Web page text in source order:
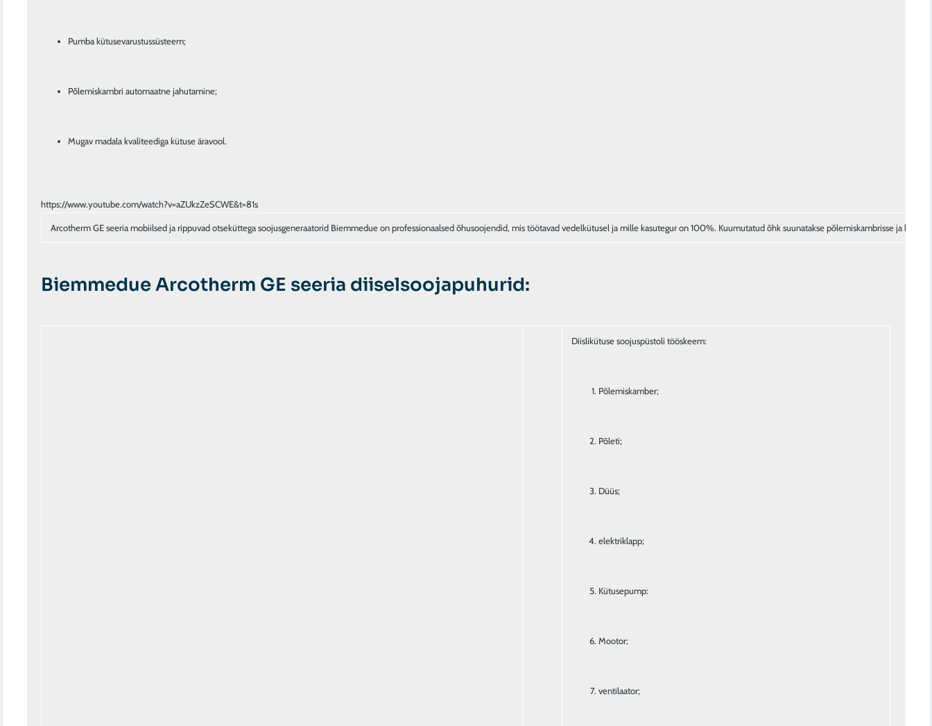
Pumba kütusevarustussüsteem;
Põlemiskambri automaatne jahutamine;
Mugav madala kvaliteediga kütuse äravool.
Arcotherm GE seeria mobiilsed ja rippuvad otseküttega soojusgeneraatorid Biemmedue on professionaalsed õhusoojendid, mis töötavad vedelkütusel ja mille kasutegur on 100%. Kuumutatud õhk suunatakse põlemiskambrisse ja
Põlemiskamber;
Põleti;
Düüs;
elektriklapp;
Kütusepump:
Mootor;
ventilaator;